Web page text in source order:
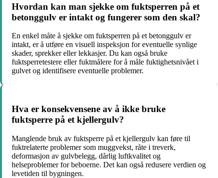
Hvordan kan man sjekke om fuktsperren på et
betonggulv er intakt og fungerer som den skal?
En enkel måte å sjekke om fuktsperren på et betonggulv er
intakt, er å utføre en visuell inspeksjon for eventuelle synlige
skader, sprekker eller lekkasjer. Du kan også bruke
fuktsperretestere eller fuktmålere for å måle fuktighetsnivået i
gulvet og identifisere eventuelle problemer.
Hva er konsekvensene av å ikke bruke
fuktsperre på et kjellergulv?
Manglende bruk av fuktsperre på et kjellergulv kan føre til
fuktrelaterte problemer som muggvekst, råte i treverk,
deformasjon av gulvbelegg, dårlig luftkvalitet og
helseproblemer for beboerne. Det kan også redusere verdien og
levetiden til bygningen.